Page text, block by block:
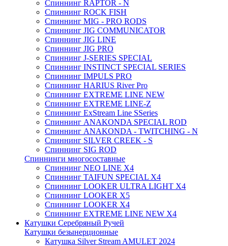
Спиннинг RAPTOR - N
Спиннинг ROCK FISH
Спиннинг MIG - PRO RODS
Спиннинг JIG COMMUNICATOR
Спиннинг JIG LINE
Спиннинг JIG PRO
Спиннинг J-SERIES SPECIAL
Спиннинг INSTINCT SPECIAL SERIES
Спиннинг IMPULS PRO
Спиннинг HARIUS River Pro
Спиннинг EXTREME LINE NEW
Спиннинг EXTREME LINE-Z
Спиннинг ExStream Line SSeries
Спиннинг ANAKONDA SPECIAL ROD
Спиннинг ANAKONDA - TWITCHING - N
Спиннинг SILVER CREEK - S
Спиннинг SIG ROD
Спиннинги многосоставные
Спиннинг NEO LINE X4
Спиннинг TAIFUN SPECIAL X4
Спиннинг LOOKER ULTRA LIGHT X4
Спиннинг LOOKER X5
Спиннинг LOOKER X4
Спиннинг EXTREME LINE NEW X4
Катушки Серебряный Ручей
Катушки безынерционные
Катушка Silver Stream AMULET 2024